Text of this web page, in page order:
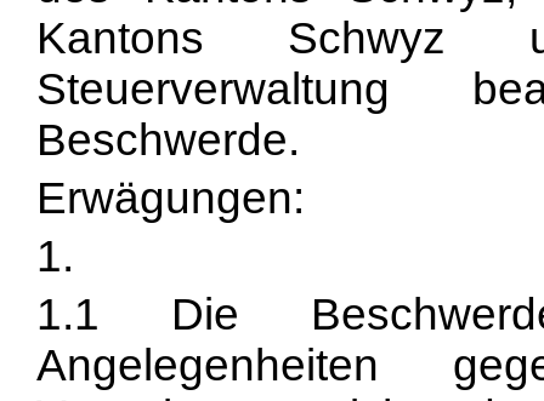
Kantons Schwyz
Steuerverwaltung
Beschwerde.
Erwägungen:
1.
1.1 Die
Angelegenheiten